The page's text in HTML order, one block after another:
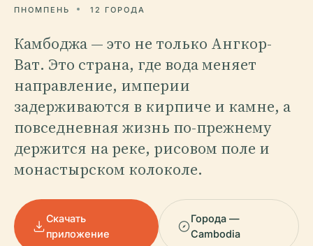
ПНОМПЕНЬ 12 ГОРОДА
Камбоджа — это не только Ангкор-
Ват. Это страна, где вода меняет
направление, империи
задерживаются в кирпиче и камне, а
повседневная жизнь по-прежнему
держится на реке, рисовом поле и
монастырском колоколе.
Скачать
приложение
Города —
Cambodia